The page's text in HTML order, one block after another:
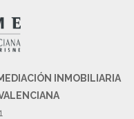
INMOBILIARIA